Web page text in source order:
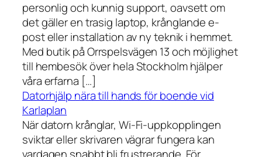
personlig och kunnig support, oavsett om
det gäller en trasig laptop, krånglande e-
post eller installation av ny teknik i hemmet.
Med butik på Orrspelsvägen 13 och möjlighet
till hembesök över hela Stockholm hjälper
våra erfarna […]
Datorhjälp nära till hands för boende vid
Karlaplan
När datorn krånglar, Wi-Fi-uppkopplingen
sviktar eller skrivaren vägrar fungera kan